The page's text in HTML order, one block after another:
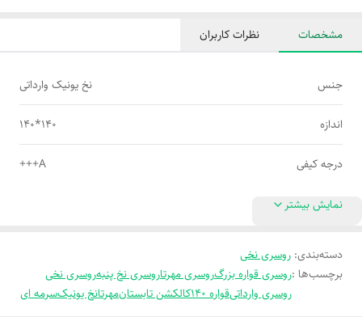
مشخصات نظرات کاربران
جنس نخ یونیک وارداتی
اندازه 140*140
درجه کیفی A+++
نمایش بیشتر
دسته‌بندی: روسری نخی
برچسب‌ها :روسری قواره بزرگروسری مهرتاروسری نخ پنبهروسری نخی
روسری وارداتیقواره 140 کالکشن تابستانمهرتانخ یونیکسرمه ای